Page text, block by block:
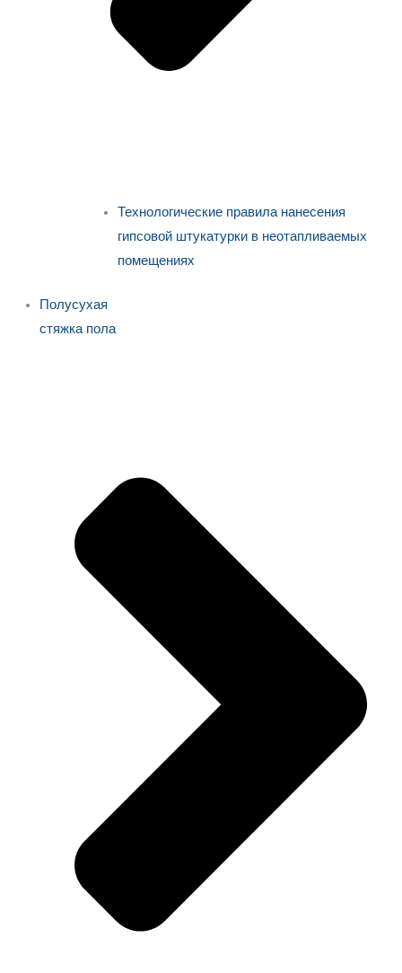
Технологические правила нанесения
гипсовой штукатурки в неотапливаемых
помещениях
Полусухая
стяжка пола